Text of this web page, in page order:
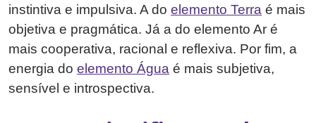
instintiva e impulsiva. A do elemento Terra é mais
objetiva e pragmática. Já a do elemento Ar é
mais cooperativa, racional e reflexiva. Por fim, a
energia do elemento Água é mais subjetiva,
sensível e introspectiva.